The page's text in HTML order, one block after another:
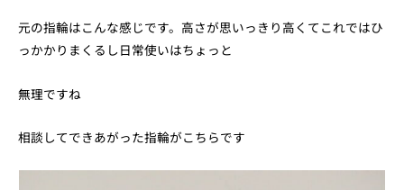
元の指輪はこんな感じです。高さが思いっきり高くてこれではひ
っかかりまくるし日常使いはちょっと
無理ですね
相談してできあがった指輪がこちらです